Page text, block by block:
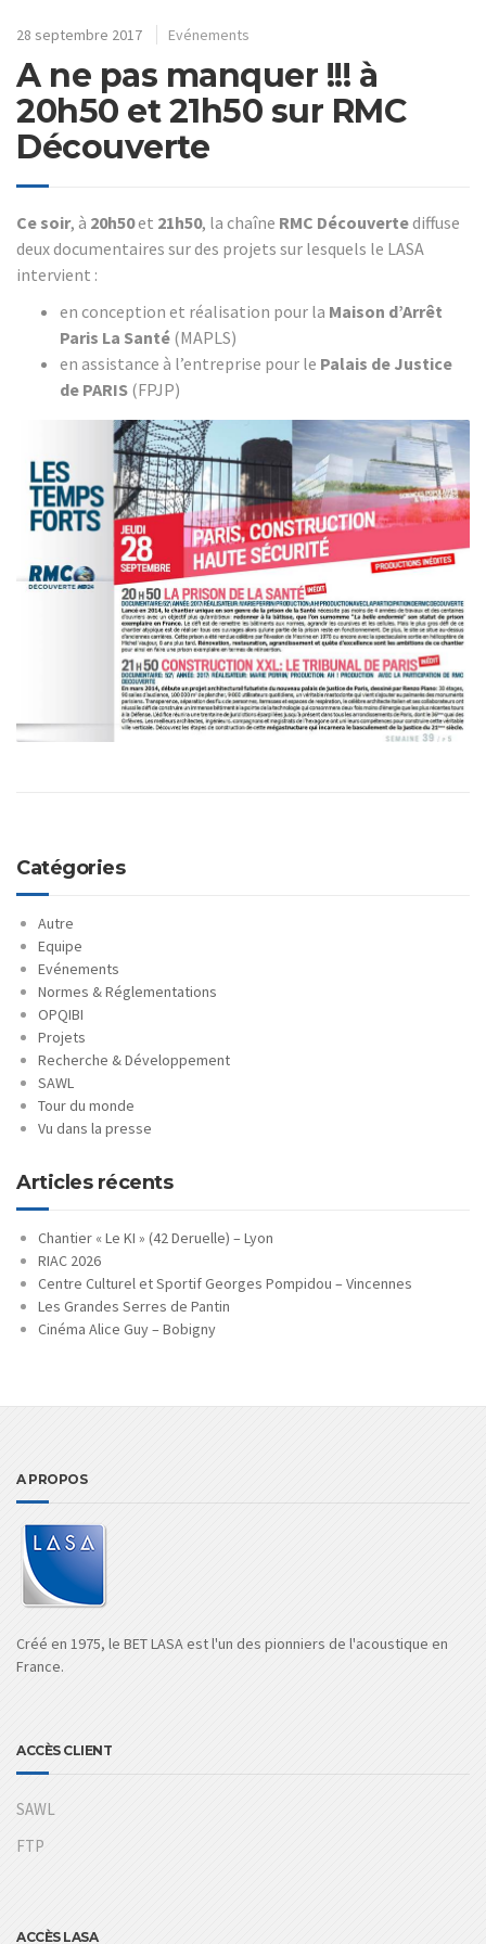
28 septembre 2017 Evénements
A ne pas manquer !!! à
20h50 et 21h50 sur RMC
Découverte
Ce soir, à 20h50et 21h50, la chaîne RMC Découvertediffuse
deux documentaires sur des projets sur lesquels le LASA
intervient :
en conception et réalisation pour la Maison d’Arrêt
Paris La Santé (MAPLS)
en assistance à l’entreprise pour le Palais de Justice
de PARIS (FPJP)
Catégories
Autre
Equipe
Evénements
Normes & Réglementations
OPQIBI
Projets
Recherche & Développement
SAWL
Tour du monde
Vu dans la presse
Articles récents
Chantier « Le KI » (42 Deruelle) – Lyon
RIAC 2026
Centre Culturel et Sportif Georges Pompidou – Vincennes
Les Grandes Serres de Pantin
Cinéma Alice Guy – Bobigny
A PROPOS
Créé en 1975, le BET LASA est l'un des pionniers de l'acoustique en
France.
ACCÈS CLIENT
SAWL
FTP
ACCÈS LASA